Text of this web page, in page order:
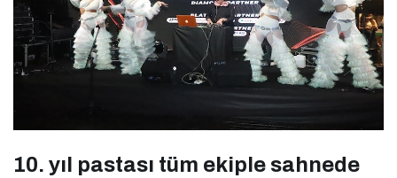
10. yıl pastası tüm ekiple sahnede